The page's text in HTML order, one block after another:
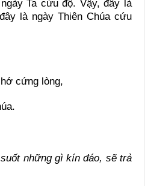
Ta cứu độ. Vậy, đây là
là ngày Thiên Chúa cứu
cứng lòng,
những gì kín đáo, sẽ trả